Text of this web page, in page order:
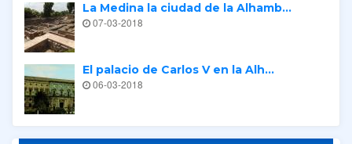
La Medina la ciudad de la Alhamb...
07-03-2018
El palacio de Carlos V en la Alh...
06-03-2018